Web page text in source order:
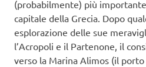
(probabilmente) più
capitale della Grecia. Dopo
esplorazione delle sue
l’Acropoli e il Partenone, il
verso la Marina Alimos (il